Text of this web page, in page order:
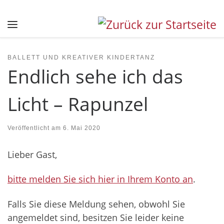
BALLETT UND KREATIVER KINDERTANZ
Endlich sehe ich das
Licht – Rapunzel
Veröffentlicht am 6. Mai 2020
Lieber Gast,
bitte melden Sie sich hier in Ihrem Konto an.
Falls Sie diese Meldung sehen, obwohl Sie
angemeldet sind, besitzen Sie leider keine